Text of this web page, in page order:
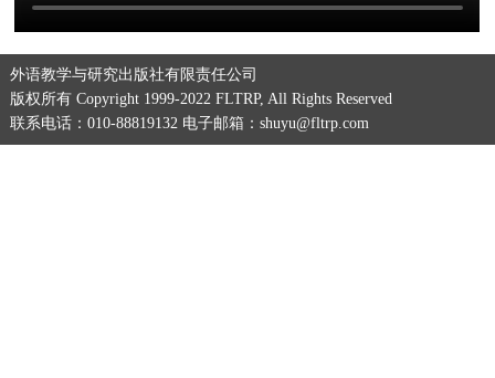
外语教学与研究出版社有限责任公司
版权所有 Copyright 1999-2022 FLTRP, All Rights Reserved
联系电话：010-88819132 电子邮箱：shuyu@fltrp.com